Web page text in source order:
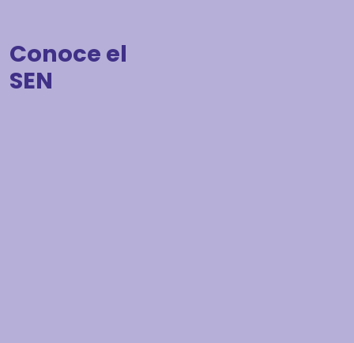
Conoce el
SEN